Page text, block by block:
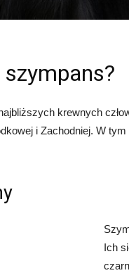
krewnych
i Zachodniej. W
Ich